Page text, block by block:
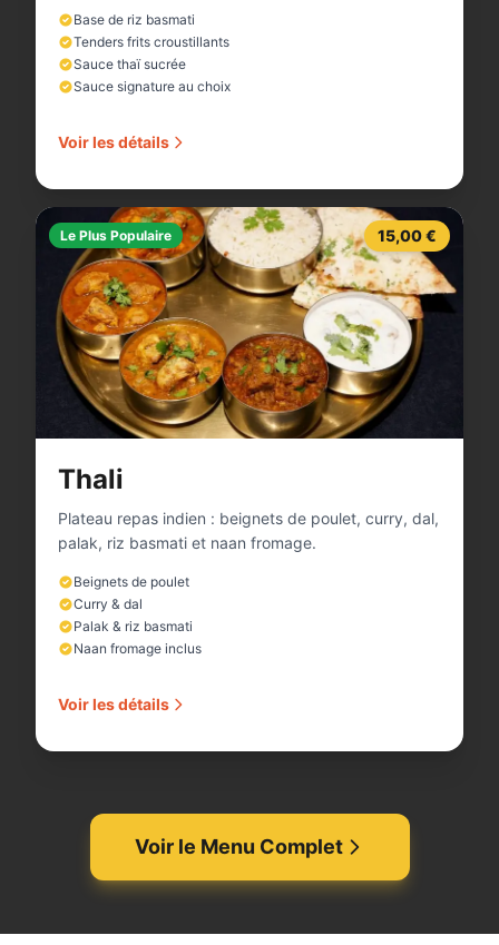
Base de riz basmati
Tenders frits croustillants
Sauce thaï sucrée
Sauce signature au choix
Voir les détails
15,00 €
Le Plus Populaire
Thali
Plateau repas indien : beignets de poulet, curry, dal,
palak, riz basmati et naan fromage.
Beignets de poulet
Curry & dal
Palak & riz basmati
Naan fromage inclus
Voir les détails
Voir le Menu Complet